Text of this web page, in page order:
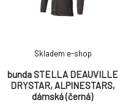
Klíčové vlastnosti: - vhodné
řešení pro nejchladnější
bunda STELLA DEAUVILLE
DRYSTAR, ALPINESTARS,
dámská (černá)
Skladem e-shop